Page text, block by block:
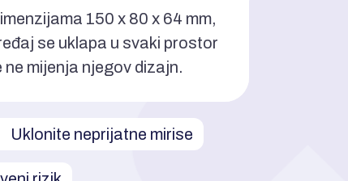
150 x 80 x 64 mm,
se uklapa u svaki prostor
ne mijenja njegov dizajn.
Uklonite neprijatne mirise